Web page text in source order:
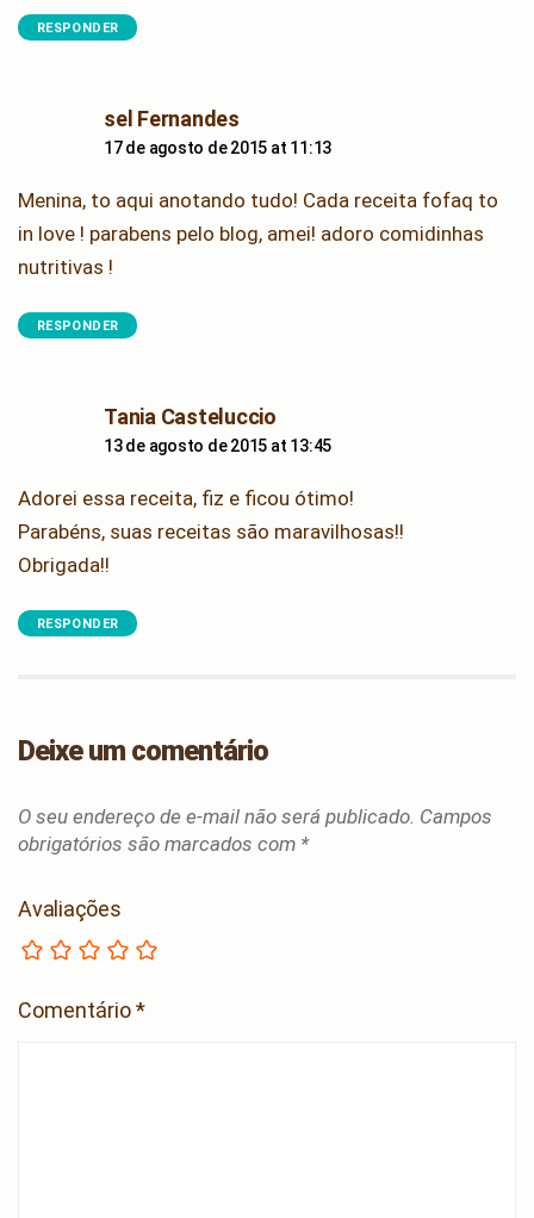
RESPONDER
sel Fernandessays:
17 de agosto de 2015 at 11:13
Menina, to aqui anotando tudo! Cada receita fofaq to
in love ! parabens pelo blog, amei! adoro comidinhas
nutritivas !
RESPONDER
Tania Castelucciosays:
13 de agosto de 2015 at 13:45
Adorei essa receita, fiz e ficou ótimo!
Parabéns, suas receitas são maravilhosas!!
Obrigada!!
RESPONDER
Deixe um comentário
O seu endereço de e-mail não será publicado. Campos
obrigatórios são marcados com *
Avaliações
Comentário*